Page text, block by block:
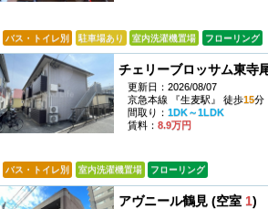
バス・トイレ別 駐車場あり 室内洗濯機置場 フローリング
チェリーブロッサム東寺
更新日：2026/08/07
京急本線 『生麦駅』 徒歩15分
間取り： 1DK～1LDK
賃料： 8.9万円
バス・トイレ別 室内洗濯機置場 フローリング
アヴニール鶴見 (空室 1)